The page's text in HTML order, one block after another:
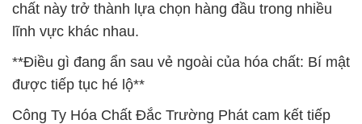
chất này trở thành lựa chọn hàng đầu trong nhiều
lĩnh vực khác nhau.
**Điều gì đang ẩn sau vẻ ngoài của hóa chất: Bí mật
được tiếp tục hé lộ**
Công Ty Hóa Chất Đắc Trường Phát cam kết tiếp